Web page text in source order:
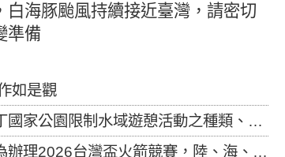
海豚颱風持續接近臺灣，請密切
準備
如是觀
制水域遊憩活動之種類、範圍、時間及行為」，自即日生效。
盃火箭競賽，陸、海、空域警戒及協調相關事宜，因颱風備案事宜